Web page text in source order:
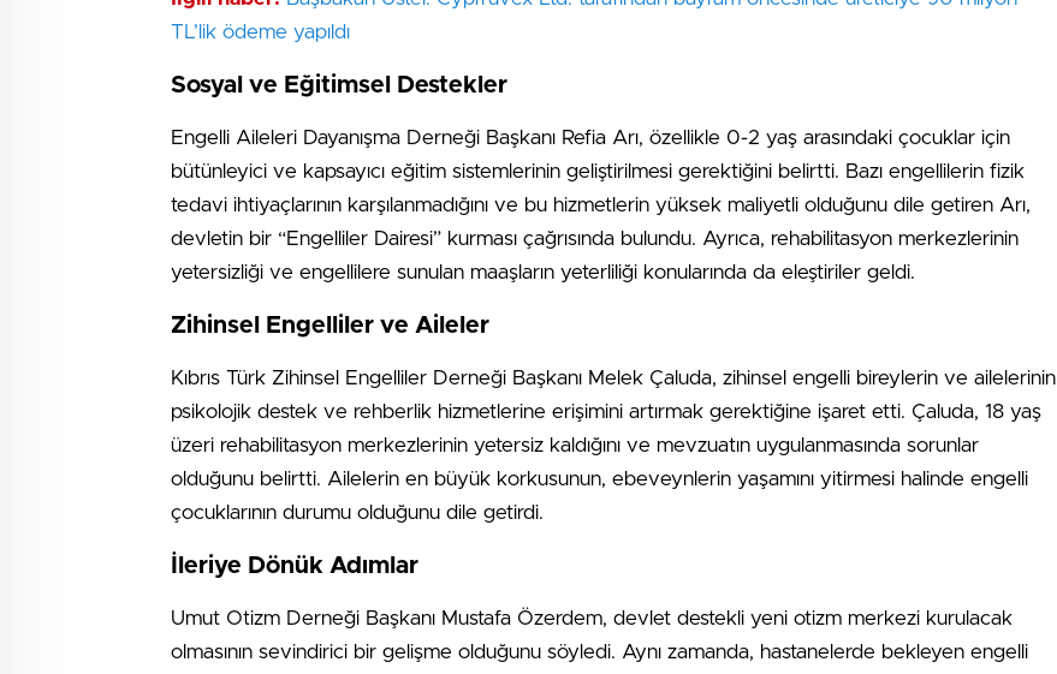
TL’lik ödeme yapıldı
Sosyal ve Eğitimsel Destekler
Engelli Aileleri Dayanışma Derneği Başkanı Refia Arı, özellikle 0-2 yaş arasındaki çocuklar için
bütünleyici ve kapsayıcı eğitim sistemlerinin geliştirilmesi gerektiğini belirtti. Bazı engellilerin fizik
tedavi ihtiyaçlarının karşılanmadığını ve bu hizmetlerin yüksek maliyetli olduğunu dile getiren Arı,
devletin bir “Engelliler Dairesi” kurması çağrısında bulundu. Ayrıca, rehabilitasyon merkezlerinin
yetersizliği ve engellilere sunulan maaşların yeterliliği konularında da eleştiriler geldi.
Zihinsel Engelliler ve Aileler
Kıbrıs Türk Zihinsel Engelliler Derneği Başkanı Melek Çaluda, zihinsel engelli bireylerin ve ailelerinin
psikolojik destek ve rehberlik hizmetlerine erişimini artırmak gerektiğine işaret etti. Çaluda, 18 yaş
üzeri rehabilitasyon merkezlerinin yetersiz kaldığını ve mevzuatın uygulanmasında sorunlar
olduğunu belirtti. Ailelerin en büyük korkusunun, ebeveynlerin yaşamını yitirmesi halinde engelli
çocuklarının durumu olduğunu dile getirdi.
İleriye Dönük Adımlar
Umut Otizm Derneği Başkanı Mustafa Özerdem, devlet destekli yeni otizm merkezi kurulacak
olmasının sevindirici bir gelişme olduğunu söyledi. Aynı zamanda, hastanelerde bekleyen engelli